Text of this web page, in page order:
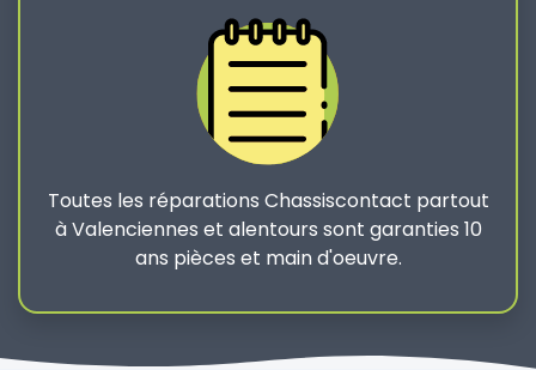
Toutes les réparations Chassiscontact partout
à Valenciennes et alentours sont garanties 10
ans pièces et main d'oeuvre.